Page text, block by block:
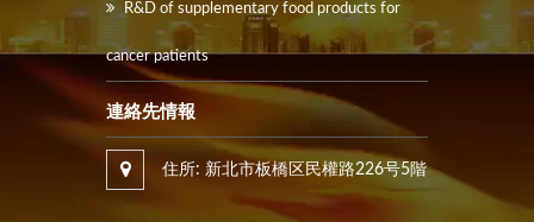
R&D of supplementary food products for
cancer patients
連絡先情報
住所: 新北市板橋区民權路226号5階